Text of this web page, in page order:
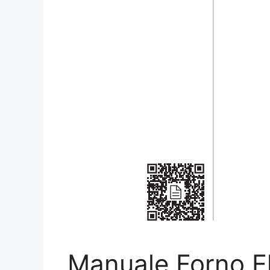
Manuale Forno